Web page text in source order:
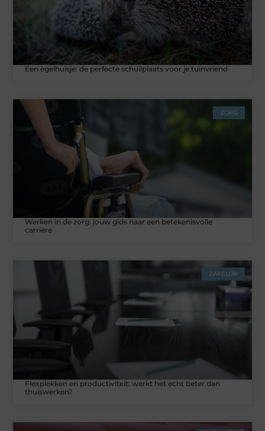
Een egelhuisje: de perfecte schuilplaats voor je tuinvriend
ZORG
Werken in de zorg: jouw gids naar een betekenisvolle
carrière
ZAKELIJK
Flexplekken en productiviteit: werkt het echt beter dan
thuiswerken?